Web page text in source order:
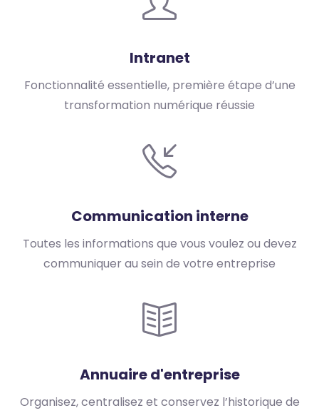
Intranet
Fonctionnalité essentielle, première étape d’une
transformation numérique réussie
Communication interne
Toutes les informations que vous voulez ou devez
communiquer au sein de votre entreprise
Annuaire d'entreprise
Organisez, centralisez et conservez l’historique de